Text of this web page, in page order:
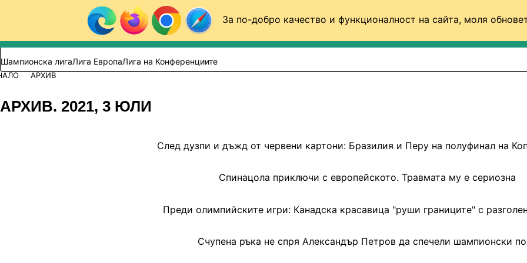
За по-добро качество и функционалност на сайта, моля
Към съдържанието
Търси в сайта
ВИДЕО ФУТБОЛ (БГ)
Шампионска лигаЛига ЕвропаЛига на Конференциите
АРХИВ
АРХИВ. 2021, 3 ЮЛИ
След дузпи и дъжд от червени картони: Бразилия и Перу на полуфинал на
Спинацола приключи с европейското. Травмата му е сериозна
Преди олимпийските игри: Канадска красавица "руши границите" с
Счупена ръка не спря Александър Петров да спечели шампионски